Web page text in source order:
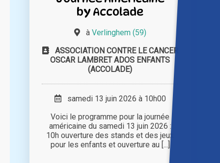
by Accolade
à Verlinghem (59)
ASSOCIATION CONTRE LE CANCER
OSCAR LAMBRET ADOS ENFANTS
(ACCOLADE)
samedi 13 juin 2026 à 10h00
Voici le programme pour la journée
américaine du samedi 13 juin 2026 :
10h ouverture des stands et des jeux
pour les enfants et ouverture au [...]